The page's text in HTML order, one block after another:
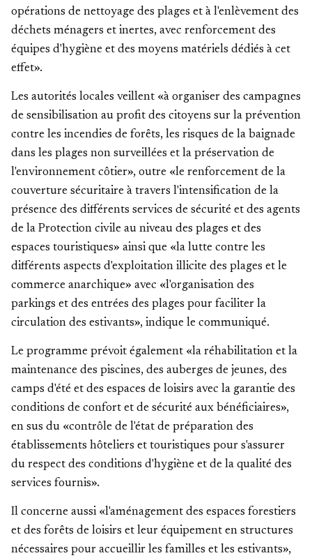
opérations de nettoyage des plages et à l'enlèvement des
déchets ménagers et inertes, avec renforcement des
équipes d'hygiène et des moyens matériels dédiés à cet
effet».
Les autorités locales veillent «à organiser des campagnes
de sensibilisation au profit des citoyens sur la prévention
contre les incendies de forêts, les risques de la baignade
dans les plages non surveillées et la préservation de
l'environnement côtier», outre «le renforcement de la
couverture sécuritaire à travers l'intensification de la
présence des différents services de sécurité et des agents
de la Protection civile au niveau des plages et des
espaces touristiques» ainsi que «la lutte contre les
différents aspects d'exploitation illicite des plages et le
commerce anarchique» avec «l'organisation des
parkings et des entrées des plages pour faciliter la
circulation des estivants», indique le communiqué.
Le programme prévoit également «la réhabilitation et la
maintenance des piscines, des auberges de jeunes, des
camps d'été et des espaces de loisirs avec la garantie des
conditions de confort et de sécurité aux bénéficiaires»,
en sus du «contrôle de l'état de préparation des
établissements hôteliers et touristiques pour s'assurer
du respect des conditions d'hygiène et de la qualité des
services fournis».
Il concerne aussi «l'aménagement des espaces forestiers
et des forêts de loisirs et leur équipement en structures
nécessaires pour accueillir les familles et les estivants»,